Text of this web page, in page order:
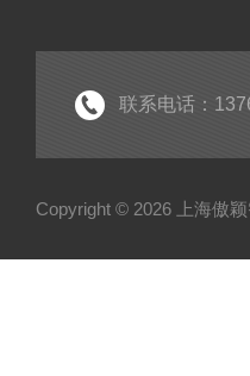
联系电话：
Copyright © 2026 上海傲